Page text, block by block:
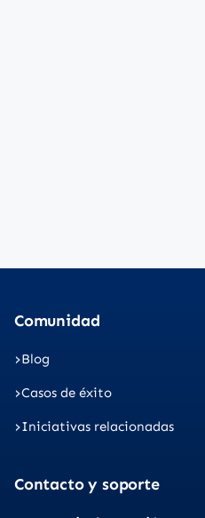
Comunidad
Blog
Casos de éxito
Iniciativas relacionadas
Contacto y soporte